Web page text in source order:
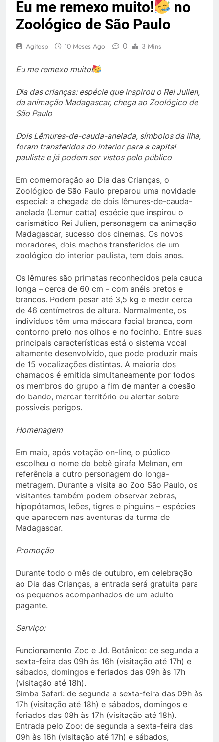
Eu me remexo muito!
no
Zoológico de São Paulo
Agitosp 10 Meses Ago 0 3 Mins
Eu me remexo muito!
Dia das crianças: espécie que inspirou o Rei Julien,
da animação Madagascar, chega ao Zoológico de
São Paulo
Dois Lêmures-de-cauda-anelada, símbolos da ilha,
foram transferidos do interior para a capital
paulista e já podem ser vistos pelo público
Em comemoração ao Dia das Crianças, o
Zoológico de São Paulo preparou uma novidade
especial: a chegada de dois lêmures-de-cauda-
anelada (Lemur catta) espécie que inspirou o
carismático Rei Julien, personagem da animação
Madagascar, sucesso dos cinemas. Os novos
moradores, dois machos transferidos de um
zoológico do interior paulista, tem dois anos.
Os lêmures são primatas reconhecidos pela cauda
longa – cerca de 60 cm – com anéis pretos e
brancos. Podem pesar até 3,5 kg e medir cerca
de 46 centímetros de altura. Normalmente, os
indivíduos têm uma máscara facial branca, com
contorno preto nos olhos e no focinho. Entre suas
principais características está o sistema vocal
altamente desenvolvido, que pode produzir mais
de 15 vocalizações distintas. A maioria dos
chamados é emitida simultaneamente por todos
os membros do grupo a fim de manter a coesão
do bando, marcar território ou alertar sobre
possíveis perigos.
Homenagem
Em maio, após votação on-line, o público
escolheu o nome do bebê girafa Melman, em
referência a outro personagem do longa-
metragem. Durante a visita ao Zoo São Paulo, os
visitantes também podem observar zebras,
hipopótamos, leões, tigres e pinguins – espécies
que aparecem nas aventuras da turma de
Madagascar.
Promoção
Durante todo o mês de outubro, em celebração
ao Dia das Crianças, a entrada será gratuita para
os pequenos acompanhados de um adulto
pagante.
Serviço:
Funcionamento Zoo e Jd. Botânico: de segunda a
sexta-feira das 09h às 16h (visitação até 17h) e
sábados, domingos e feriados das 09h às 17h
(visitação até 18h).
Simba Safari: de segunda a sexta-feira das 09h às
17h (visitação até 18h) e sábados, domingos e
feriados das 08h às 17h (visitação até 18h).
Entrada pelo Zoo: de segunda a sexta-feira das
09h às 16h (visitação até 17h) e sábados,